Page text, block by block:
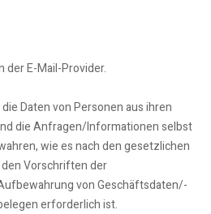
der E-Mail-Provider.
Daten von Personen aus ihren
die Anfragen/Informationen selbst
wie es nach den gesetzlichen
Vorschriften der
von Geschäftsdaten/-
erforderlich ist.